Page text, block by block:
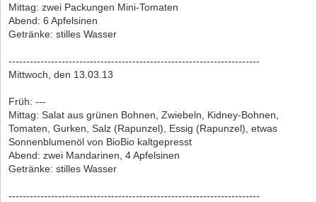
Mittag: zwei Packungen Mini-Tomaten
Abend: 6 Apfelsinen
Getränke: stilles Wasser
-----------------------------------------------------------------------
Mittwoch, den 13.03.13
Früh: ---
Mittag: Salat aus grünen Bohnen, Zwiebeln, Kidney-Bohnen,
Tomaten, Gurken, Salz (Rapunzel), Essig (Rapunzel), etwas
Sonnenblumenöl von BioBio kaltgepresst
Abend: zwei Mandarinen, 4 Apfelsinen
Getränke: stilles Wasser
-----------------------------------------------------------------------